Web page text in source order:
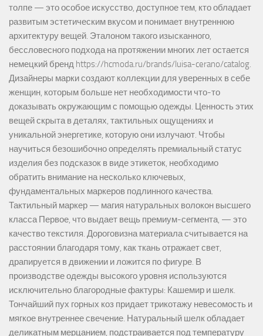
толпе — это особое искусство, доступное тем, кто обладает
развитым эстетическим вкусом и понимает внутреннюю
архитектуру вещей. Эталоном такого изысканного,
бессловесного подхода на протяжении многих лет остается
немецкий бренд https://hcmoda.ru/brands/luisa-cerano/catalog.
Дизайнеры марки создают коллекции для уверенных в себе
женщин, которым больше нет необходимости что-то
доказывать окружающим с помощью одежды. Ценность этих
вещей скрыта в деталях, тактильных ощущениях и
уникальной энергетике, которую они излучают. Чтобы
научиться безошибочно определять премиальный статус
изделия без подсказок в виде этикеток, необходимо
обратить внимание на несколько ключевых,
фундаментальных маркеров подлинного качества.
Тактильный маркер — магия натуральных волокон высшего
класса Первое, что выдает вещь премиум-сегмента, — это
качество текстиля. Дороговизна материала считывается на
расстоянии благодаря тому, как ткань отражает свет,
драпируется в движении и ложится по фигуре. В
производстве одежды высокого уровня используются
исключительно благородные фактуры: Кашемир и шелк.
Тончайший пух горных коз придает трикотажу невесомость и
мягкое внутреннее свечение. Натуральный шелк обладает
деликатным мерцанием, подстраивается под температуру